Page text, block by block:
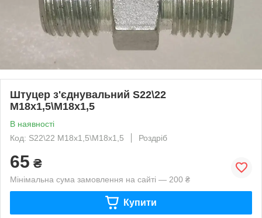
Штуцер з'єднувальний S22\22
М18х1,5\М18х1,5
В наявності
Код: S22\22 М18х1,5\М18х1,5
Роздріб
65 ₴
Мінімальна сума замовлення на сайті — 200 ₴
Купити